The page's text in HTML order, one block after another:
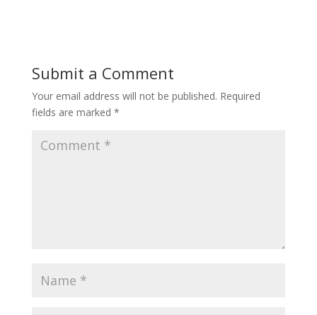
Submit a Comment
Your email address will not be published. Required
fields are marked *